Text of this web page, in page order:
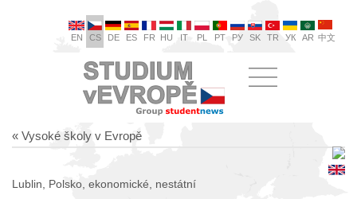
EN CS DE ES FR HU IT PL PT РУ SK TR УК AR 中文
« Vysoké školy v Evropě
Lublin, Polsko, ekonomické, nestátní